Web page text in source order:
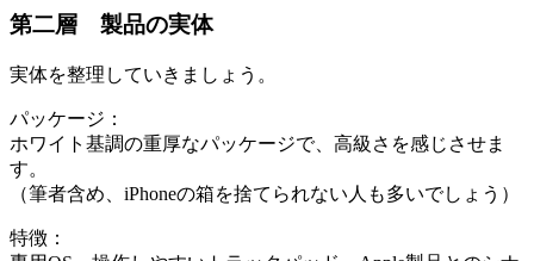
第二層 製品の実体
実体を整理していきましょう。
パッケージ：
ホワイト基調の重厚なパッケージで、高級さを感じさせま
す。
（筆者含め、iPhoneの箱を捨てられない人も多いでしょう）
特徴：